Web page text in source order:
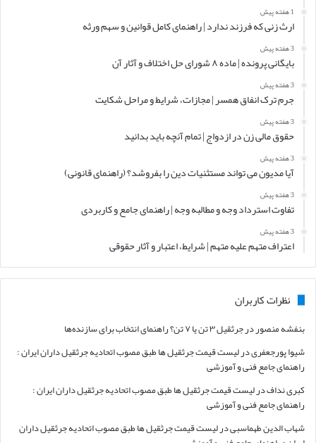
1 هفته پیش
ارث زنی که فرزند ندارد | راهنمای کامل قوانین و سهم ورثه
3 هفته پیش
بایگانی پرونده | ماده ۸ شورای حل اختلاف و آثار آن
3 هفته پیش
جرم ترک انفاق همسر | مجازات، شرایط و مراحل شکایت
3 هفته پیش
حقوق مالی زن در ازدواج | تمام آنچه باید بدانید
3 هفته پیش
آیا مدیون می تواند مستثنیات دین را بفروشد؟ (راهنمای قانونی)
3 هفته پیش
تفاوت استرداد وجه و مطالبه وجه | راهنمای جامع و کاربردی
3 هفته پیش
اعتراف متهم علیه متهم | شرایط، اعتبار و آثار حقوقی
نظرات کاربران
بنفشه منصوردرجرثقیل ۳ تن یا ۷ تن؟ راهنمای انتخاب برای سازنده‌ها
شیوا پورجعفریدرلیست قیمت جرثقیل ها طبق مصوب اتحادیه جرثقیل داران ایران :
راهنمای جامع فنی و آموزشی
کبری ندافدرلیست قیمت جرثقیل ها طبق مصوب اتحادیه جرثقیل داران ایران :
راهنمای جامع فنی و آموزشی
شهاب الدین طهماسبیدرلیست قیمت جرثقیل ها طبق مصوب اتحادیه جرثقیل داران